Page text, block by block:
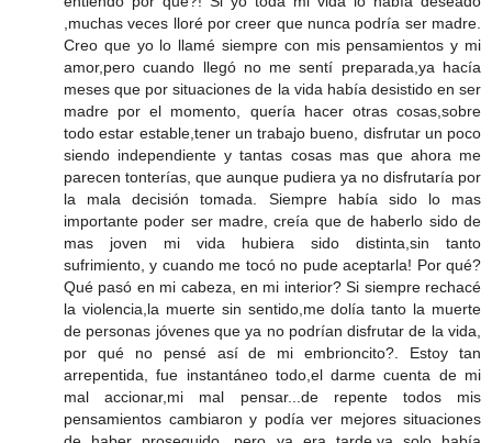
,muchas veces lloré por creer que nunca podría ser madre.
Creo que yo lo llamé siempre con mis pensamientos y mi
amor,pero cuando llegó no me sentí preparada,ya hacía
meses que por situaciones de la vida había desistido en ser
madre por el momento, quería hacer otras cosas,sobre
todo estar estable,tener un trabajo bueno, disfrutar un poco
siendo independiente y tantas cosas mas que ahora me
parecen tonterías, que aunque pudiera ya no disfrutaría por
la mala decisión tomada. Siempre había sido lo mas
importante poder ser madre, creía que de haberlo sido de
mas joven mi vida hubiera sido distinta,sin tanto
sufrimiento, y cuando me tocó no pude aceptarla! Por qué?
Qué pasó en mi cabeza, en mi interior? Si siempre rechacé
la violencia,la muerte sin sentido,me dolía tanto la muerte
de personas jóvenes que ya no podrían disfrutar de la vida,
por qué no pensé así de mi embrioncito?. Estoy tan
arrepentida, fue instantáneo todo,el darme cuenta de mi
mal accionar,mi mal pensar...de repente todos mis
pensamientos cambiaron y podía ver mejores situaciones